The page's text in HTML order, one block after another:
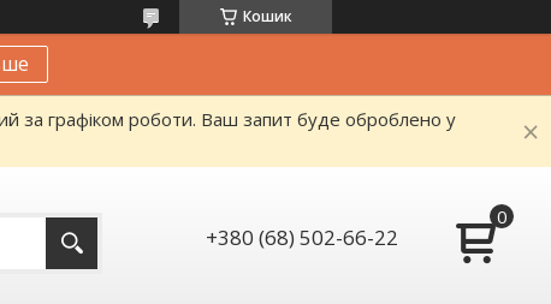
Кошик
за графіком роботи. Ваш запит буде оброблено у
+380 (68) 502-66-22